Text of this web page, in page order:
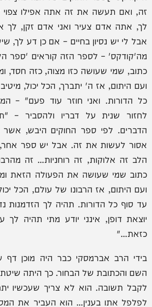
זה, ואם תעשה את זה אתה אפילו
לך, אתה אדם צעיר ואני אדם זקן, לך
אבל לי יש נסיון בחיים – אם כן דע לך,
מה'קודקס' – לספר הזה קוראים 'ספר
כתוב, שמי שעושה כזו מצוה, כזה חסד,
ועם היתום, אז ה' יתברך, הכל יכול,
כל הדורות. ואני חוזר עוד פעם" –
לחזור שנית על דבריו ולהסביר –
הדברים. לפי ספר החוקים היבש, אשר
אסור לעשות את זה. אבל יש ספר
הלב זה אלוקות, זה רוחניות… זה
כתוב שמי שעושה את הפעולה הזאת
ועם היתום, אז הרבונו של עולם, הכל
עד סוף כל הדורות. תהיה לך הזדמנות
יוצאת דופן, אינני יודע מתי תהיה לך
כזאת…"
בידי הרב אברמסקי כבר היה מוכן דף
השם והכתובת של הבחור. כך היתה
לקבל תשובה. הוא לא צריך שעכשיו
לפלפל אתו בענין… הוא העביר את